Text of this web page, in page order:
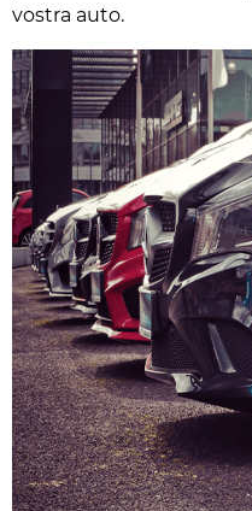
vostra auto.